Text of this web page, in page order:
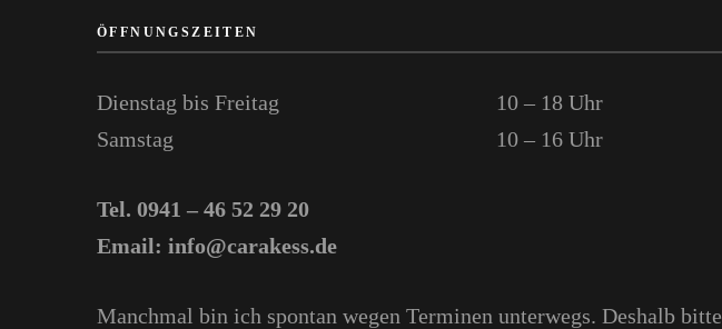
ÖFFNUNGSZEITEN
Dienstag bis Freitag
10 – 18 Uhr
Samstag
10 – 16 Uhr
Tel. 0941 – 46 52 29 20
Email: info@carakess.de
Manchmal bin ich spontan wegen Terminen unterwegs. Deshalb bitte